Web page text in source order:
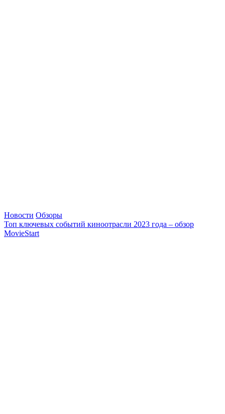
Новости Обзоры
Топ ключевых событий киноотрасли 2023 года – обзор
MovieStart